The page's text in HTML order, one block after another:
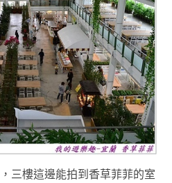
， 三樓這邊能拍到香草菲菲的室